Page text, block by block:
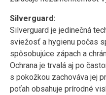
Silverguard:
Silverguard je jedinečná
sviežosť a hygienu počas
spôsobujúce zápach a
Ochrana je trvalá aj po
s pokožkou zachováva jej
poťah obsahuje prírodné